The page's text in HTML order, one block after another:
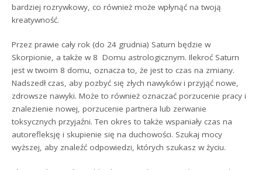
bardziej rozrywkowy, co również może wpłynąć na twoją
kreatywność.
Przez prawie cały rok (do 24 grudnia) Saturn będzie w
Skorpionie, a także w 8 Domu astrologicznym. Ilekroć Saturn
jest w twoim 8 domu, oznacza to, że jest to czas na zmiany.
Nadszedł czas, aby pozbyć się złych nawyków i przyjąć nowe,
zdrowsze nawyki. Może to również oznaczać porzucenie pracy i
znalezienie nowej, porzucenie partnera lub zerwanie
toksycznych przyjaźni. Ten okres to także wspaniały czas na
autorefleksję i skupienie się na duchowości. Szukaj mocy
wyższej, aby znaleźć odpowiedzi, których szukasz w życiu.